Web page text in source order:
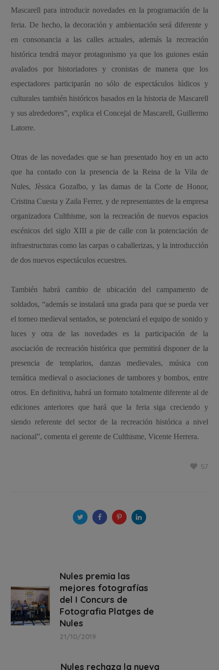
Mascarell para introducir novedades en la programación de la
feria. De hecho, la decoración y ambientación será diferente y
en consonancia a las calles actuales, además la recreación
histórica tendrá mayor protagonismo ya que los guiones están
avalados por historiadores y cronistas de manera que los
espectadores participarán no sólo de espectáculos lúdicos y
culturales también históricos basados en la historia de Mascarell
y sus alrededores”, explica el Concejal de Mascarell, Guillermo
Latorre.
Otras de las novedades que se han presentado hoy en un acto
que ha contado con la presencia de la Reina de la Vila de
Nules, Jèssica Gozalbo, y las damas de la Corte de Honor,
Cristina Cuesta y Zaila Ferrer, y de representantes de la empresa
organizadora Culthisme, son la recreación de nuevos espacios
escénicos del siglo XIII a pie de calle con la potenciación de
infraestructuras como las carpas o caballerizas, y la introducción
de dos nuevos espectáculos ecuestres.
También habrá cambio de ubicación del campamento de
soldados, “además se instalará una grada para que se pueda ver
el torneo medieval sentados, se potenciará el equipo de sonido y
luces y otra de las novedades es la participación de la
asociación de recreación histórica que permitirá disponer de la
presencia de templarios, danzas medievales, música con
temática medieval o asociaciones de tambores y bombos, entre
otros. En definitiva, habrá un formato totalmente diferente al de
ediciones anteriores que hará que la feriasiga creciendo y
siendo referente del sector de la recreación histórica a nivel
nacional”, comenta el gerente de Culthisme, Vicente Herrera.
57
Nules premia las
mejores fotografías
del I Concurs de
Fotografia Platges de
Nules
21/10/2019
Nules rechaza la nueva